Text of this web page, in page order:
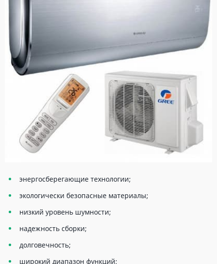
энергосберегающие технологии;
экологически безопасные материалы;
низкий уровень шумности;
надежность сборки;
долговечность;
широкий диапазон функций;